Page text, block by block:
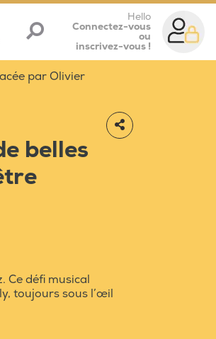
Hello
Connectez-vous
ou
inscrivez-vous !
par Olivier
belles
Ce défi musical
toujours sous l’œil